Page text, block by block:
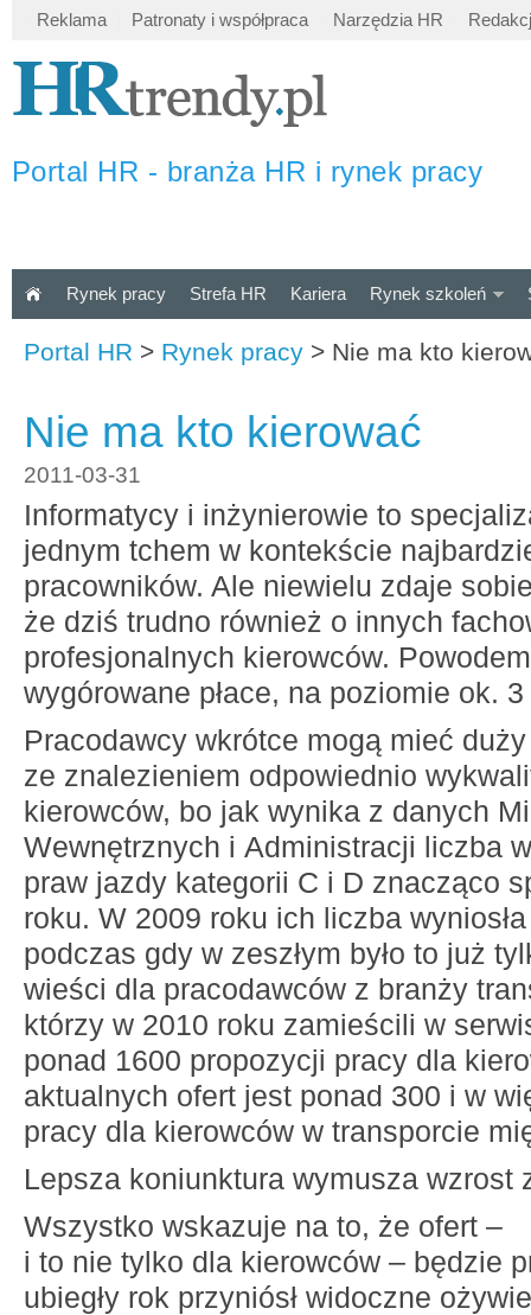
Reklama Patronaty i współpraca Narzędzia HR
Portal HR - branża HR i rynek pracy
Rynek pracy Strefa HR Kariera Rynek szkoleń
Portal HR > Rynek pracy > Nie ma kto
Nie ma kto kierować
2011-03-31
Informatycy i inżynierowie to
jednym tchem w kontekście
pracowników. Ale niewielu zdaje
że dziś trudno również o innych
profesjonalnych kierowców.
wygórowane płace, na poziomie ok. 3
Pracodawcy wkrótce mogą mieć
ze znalezieniem odpowiednio
kierowców, bo jak wynika z danych
Wewnętrznych i Administracji liczba
praw jazdy kategorii C i D znacząco
roku. W 2009 roku ich liczba
podczas gdy w zeszłym było to już
wieści dla pracodawców z branży
którzy w 2010 roku zamieścili w
ponad 1600 propozycji pracy dla
aktualnych ofert jest ponad 300 i w
pracy dla kierowców w transporcie
Lepsza koniunktura wymusza wzrost
Wszystko wskazuje na to, że ofert –
i to nie tylko dla kierowców – będzie
ubiegły rok przyniósł widoczne